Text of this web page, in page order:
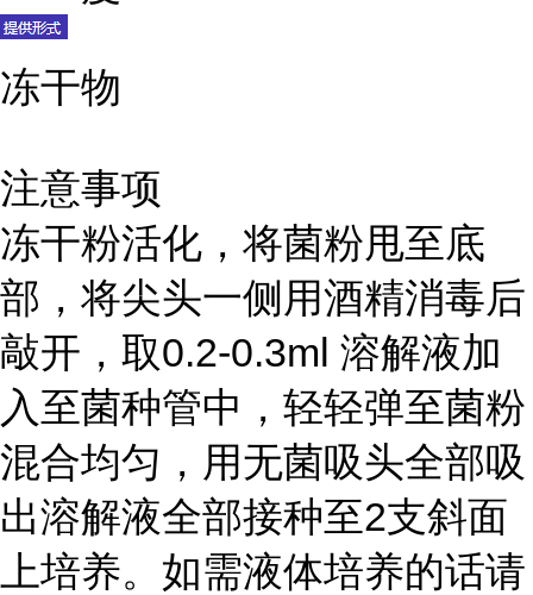
冻干物
注意事项
冻干粉活化，将菌粉甩至底
部，将尖头一侧用酒精消毒后
敲开，取0.2-0.3ml 溶解液加
入至菌种管中，轻轻弹至菌粉
混合均匀，用无菌吸头全部吸
出溶解液全部接种至2支斜面
上培养。如需液体培养的话请